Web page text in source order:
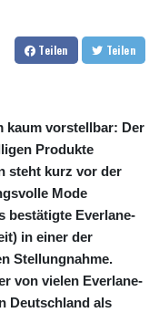
Teilen Teilen
kaum vorstellbar: Der
Produkte
steht kurz vor der
Mode
bestätigte Everlane-
in einer der
Stellungnahme.
von vielen Everlane-
Deutschland als